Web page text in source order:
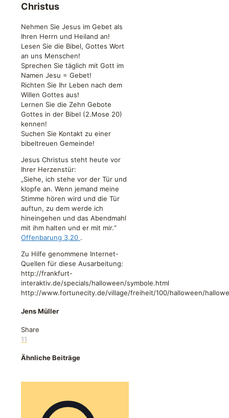
Christus
Nehmen Sie Jesus im Gebet als
Ihren Herrn und Heiland an!
Lesen Sie die Bibel, Gottes Wort
an uns Menschen!
Sprechen Sie täglich mit Gott im
Namen Jesu = Gebet!
Richten Sie Ihr Leben nach dem
Willen Gottes aus!
Lernen Sie die Zehn Gebote
Gottes in der Bibel (2.Mose 20)
kennen!
Suchen Sie Kontakt zu einer
bibeltreuen Gemeinde!
Jesus Christus steht heute vor
Ihrer Herzenstür:
„Siehe, ich stehe vor der Tür und
klopfe an. Wenn jemand meine
Stimme hören wird und die Tür
auftun, zu dem werde ich
hineingehen und das Abendmahl
mit ihm halten und er mit mir.“
Offenbarung 3,20 .
Zu Hilfe genommene Internet-
Quellen für diese Ausarbeitung:
http://frankfurt-
interaktiv.de/specials/halloween/symbole.html
http://www.fortunecity.de/village/freiheit/100/halloween/
Jens Müller
Share
11
Ähnliche Beiträge